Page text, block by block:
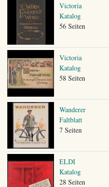
Victoria
Katalog
56 Seiten
Victoria
Katalog
58 Seiten
Wanderer
Faltblatt
7 Seiten
ELDI
Katalog
28 Seiten